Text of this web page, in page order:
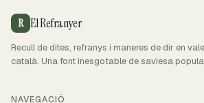
R El Refranyer
Recull de dites, refranys i maneres de dir en
català. Una font inesgotable de saviesa
NAVEGACIÓ